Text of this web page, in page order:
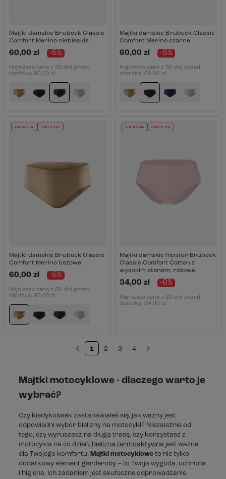
Majtki damskie Brubeck Classic
Comfort Merino niebieskie
60,00 zł -5%
Najniższa cena z 30 dni przed
obniżką: 60,00 zł
Majtki damskie Brubeck Classic
Comfort Merino czarne
60,00 zł -5%
Najniższa cena z 30 dni przed
obniżką: 60,00 zł
OKAZJA RATY 0%
Majtki damskie Brubeck Classic
Comfort Merino beżowe
60,00 zł -5%
Najniższa cena z 30 dni przed
obniżką: 60,00 zł
OKAZJA RATY 0%
Majtki damskie hipster Brubeck
Classic Comfort Cotton z
wysokim stanem, różowe
34,00 zł -6%
Najniższa cena z 30 dni przed
obniżką: 34,00 zł
1 2 3 4
Majtki motocyklowe - dlaczego warto je
wybrać?
Czy kiedykolwiek zastanawiałeś się, jak ważny jest
odpowiedni wybór bielizny na motocykl? Niezależnie od
tego, czy wyruszasz na długą trasę, czy korzystasz z
motocykla na co dzień, bielizna termoaktywna jest ważna
dla Twojego komfortu. Majtki motocykloweto nie tylko
dodatkowy element garderoby – to Twoja wygoda, ochrona
i higiena. Ich zadaniem jest skuteczne odprowadzanie